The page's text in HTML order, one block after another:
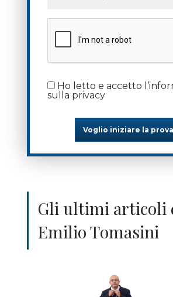
Ho letto e accetto
sulla privacy
Voglio iniziare la prova
Gli ultimi articoli
Emilio Tomasini